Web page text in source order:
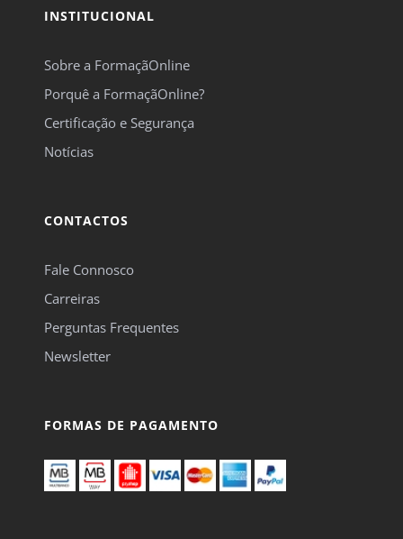
INSTITUCIONAL
Sobre a FormaçãOnline
Porquê a FormaçãOnline?
Certificação e Segurança
Notícias
CONTACTOS
Fale Connosco
Carreiras
Perguntas Frequentes
Newsletter
FORMAS DE PAGAMENTO